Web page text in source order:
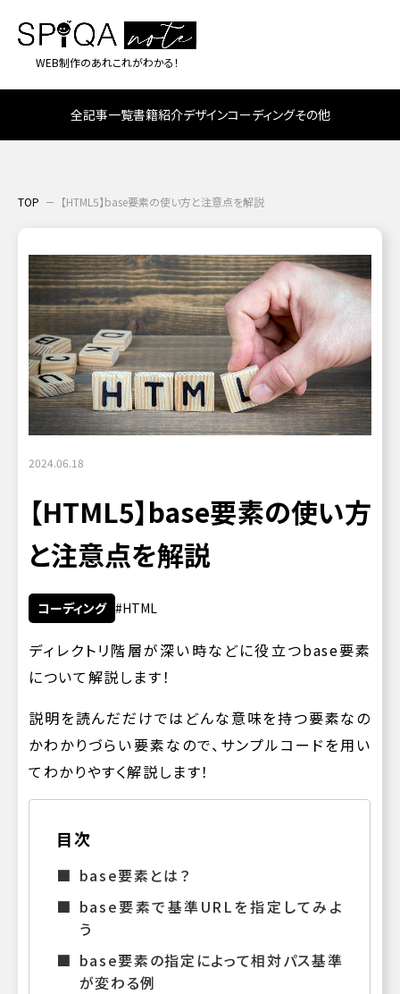
WEB制作のあれこれがわかる！
全記事一覧書籍紹介デザインコーディングその他
TOP 【HTML5】base要素の使い方と注意点を解説
2024.06.18
【HTML5】base要素の使い方
と注意点を解説
コーディング HTML
ディレクトリ階層が深い時などに役立つbase要素
について解説します！
説明を読んだだけではどんな意味を持つ要素なの
かわかりづらい要素なので、サンプルコードを用い
てわかりやすく解説します！
目次
base要素とは？
base要素で基準URLを指定してみよ
う
base要素の指定によって相対パス基準
が変わる例